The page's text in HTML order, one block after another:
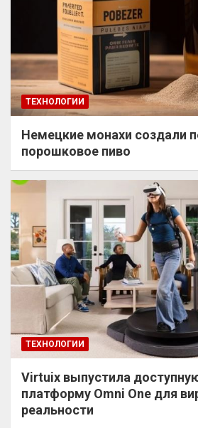
ТЕХНОЛОГИИ
Немецкие монахи создали
порошковое пиво
ТЕХНОЛОГИИ
Virtuix выпустила
платформу Omni One для
реальности